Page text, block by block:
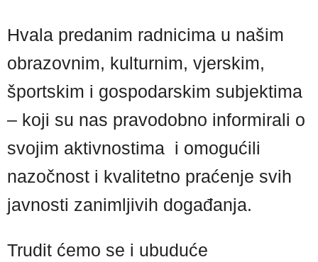
Hvala predanim radnicima u našim
obrazovnim, kulturnim, vjerskim,
športskim i gospodarskim subjektima
– koji su nas pravodobno informirali o
svojim aktivnostima i omogućili
nazočnost i kvalitetno praćenje svih
javnosti zanimljivih događanja.
Trudit ćemo se i ubuduće